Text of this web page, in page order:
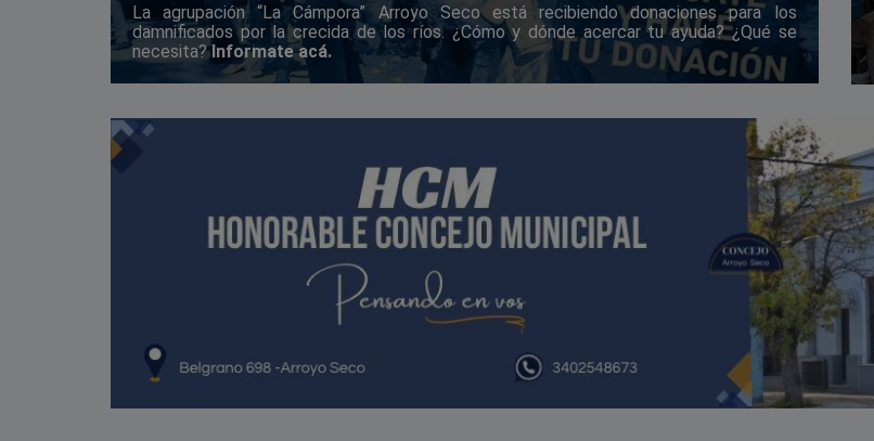
La agrupación “La Cámpora” Arroyo Seco está recibiendo donaciones para los
damnificados por la crecida de los ríos. ¿Cómo y dónde acercar tu ayuda? ¿Qué se
necesita?Informate acá.